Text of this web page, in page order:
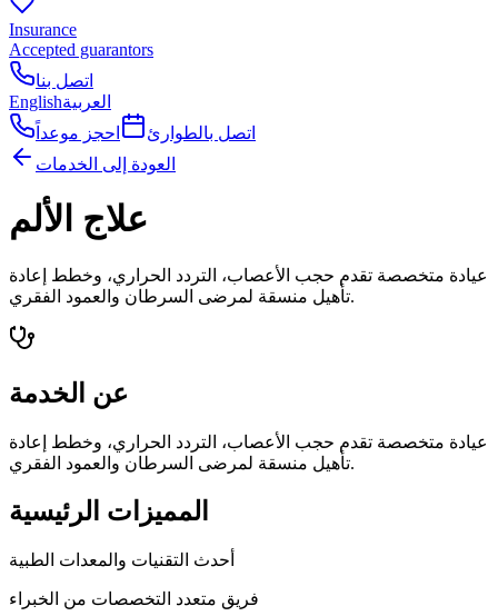
Insurance
Accepted guarantors
اتصل بنا
Englishالعربية
اتصل بالطوارئ
احجز موعداً
العودة إلى الخدمات
علاج الألم
عيادة متخصصة تقدم حجب الأعصاب، التردد الحراري، وخطط إعادة
تأهيل منسقة لمرضى السرطان والعمود الفقري.
عن الخدمة
عيادة متخصصة تقدم حجب الأعصاب، التردد الحراري، وخطط إعادة
تأهيل منسقة لمرضى السرطان والعمود الفقري.
المميزات الرئيسية
أحدث التقنيات والمعدات الطبية
فريق متعدد التخصصات من الخبراء